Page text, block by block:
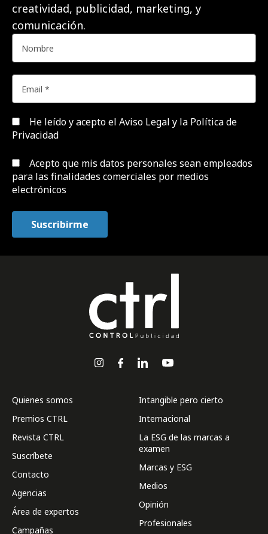
creatividad, publicidad, marketing, y
comunicación.
He leído y acepto el Aviso Legal y la Política de
Privacidad
Acepto que mis datos personales sean empleados
para las finalidades comerciales por medios
electrónicos
Quienes somos
Premios CTRL
Revista CTRL
Suscríbete
Contacto
Agencias
Área de expertos
Campañas
Intangible pero cierto
Internacional
La ESG de las marcas a
examen
Marcas y ESG
Medios
Opinión
Profesionales